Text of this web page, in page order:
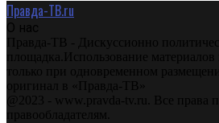
Правда-ТВ.ru
О нас
Правда-ТВ - Дискуссионно
площадка.Использование материалов
только при одновременном
оригинал в «Правда-ТВ»
@2023 - www.pravda-tv.ru. Все права
правообладателям.